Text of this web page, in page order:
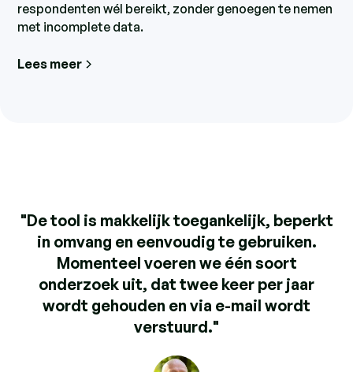
respondenten wél bereikt, zonder genoegen te nemen
met incomplete data.
Lees meer
"De tool is makkelijk toegankelijk, beperkt
in omvang en eenvoudig te gebruiken.
Momenteel voeren we één soort
onderzoek uit, dat twee keer per jaar
wordt gehouden en via e-mail wordt
verstuurd."